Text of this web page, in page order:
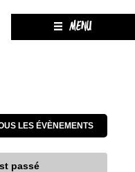
MENU
LES ÉVÈNEMENTS
passé